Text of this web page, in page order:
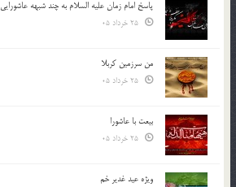
پاسخ امام زمان علیه السلام به چند شبهه عاشورایی
من سرزمین کربلا
بیعت با عاشورا
ویژه عید غدیر خم